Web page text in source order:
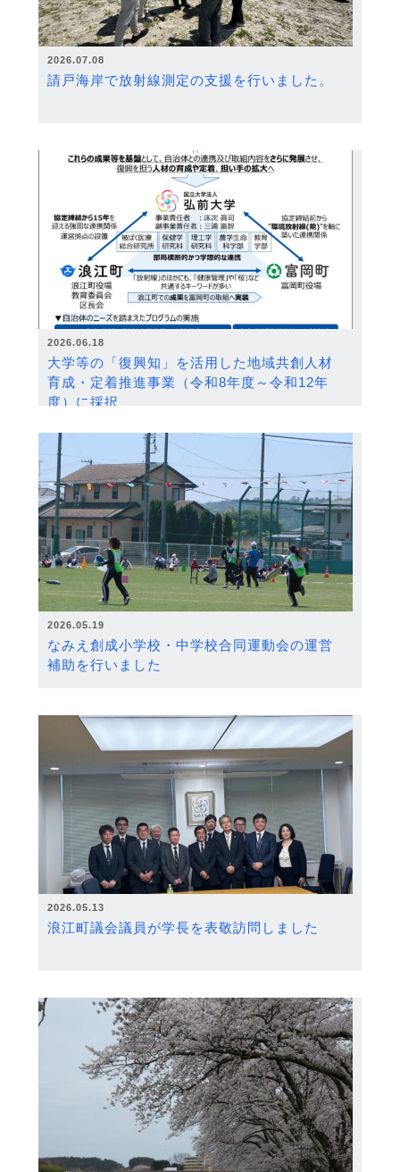
2026.07.08
請戸海岸で放射線測定の支援を行いました。
2026.06.18
大学等の「復興知」を活用した地域共創人材
育成・定着推進事業（令和8年度～令和12年
度）に採択
2026.05.19
なみえ創成小学校・中学校合同運動会の運営
補助を行いました
2026.05.13
浪江町議会議員が学長を表敬訪問しました